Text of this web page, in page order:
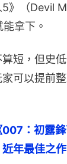
》（Devil
拿下。
短，但史
可以提前
007：初露
年最佳之作